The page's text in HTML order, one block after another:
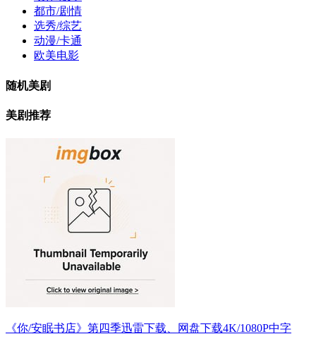
都市/剧情
选秀/综艺
动漫/卡通
欧美电影
随机美剧
美剧推荐
《你/安眠书店》第四季迅雷下载、网盘下载4K/1080P中字